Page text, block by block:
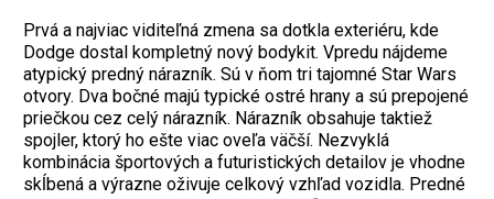
Prvá a najviac viditeľná zmena sa dotkla exteriéru, kde
Dodge dostal kompletný nový bodykit. Vpredu nájdeme
atypický predný nárazník. Sú v ňom tri tajomné Star Wars
otvory. Dva bočné majú typické ostré hrany a sú prepojené
priečkou cez celý nárazník. Nárazník obsahuje taktiež
spojler, ktorý ho ešte viac oveľa väčší. Nezvyklá
kombinácia športových a futuristických detailov je vhodne
skĺbená a výrazne oživuje celkový vzhľad vozidla. Predné